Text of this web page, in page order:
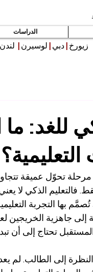
الدراسات
زيورخ دبي لوسيرن لندن
للغد:
تحوّل عميقة
فالتعليم الذكي لا
تُصمَّم بها التجربة
جاهزية الخريجين
تحتاج إلى أن
إلى الطالب.